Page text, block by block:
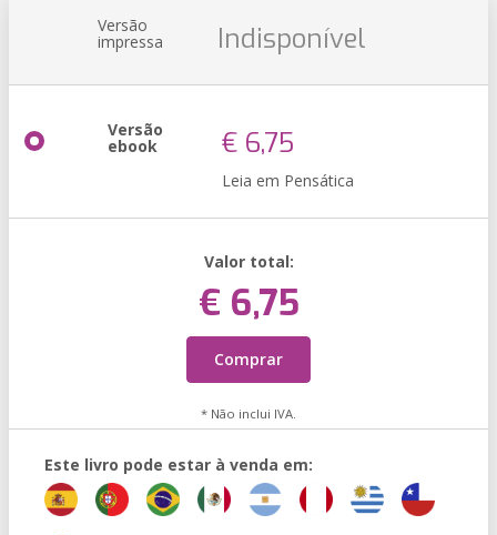
Versão
impressa Indisponível
Versão
ebook € 6,75
Leia em Pensática
Valor total:
€ 6,75
Comprar
* Não inclui IVA.
Este livro pode estar à venda em: